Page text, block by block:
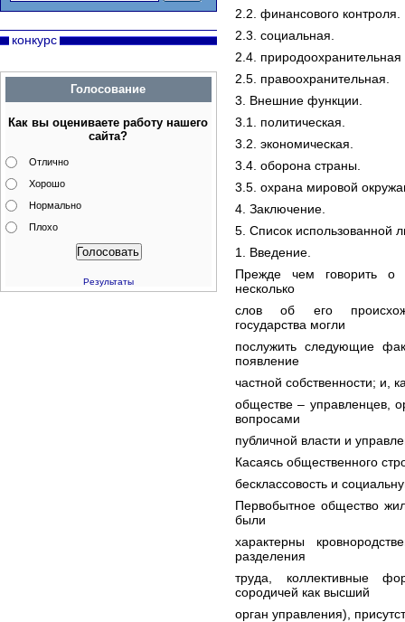
2.2. финансового контроля.
2.3. социальная.
2.4. природоохранительная
2.5. правоохранительная.
3. Внешние функции.
3.1. политическая.
3.2. экономическая.
3.4. оборона страны.
3.5. охрана мировой
4. Заключение.
5. Список использованной
1. Введение.
Прежде чем говорить о
несколько
слов об его
государства могли
послужить следующие
появление
частной собственности; и,
обществе – управленцев,
вопросами
публичной власти и
Касаясь общественного
бесклассовость и
Первобытное общество
были
характерны
разделения
труда, коллективные
сородичей как высший
орган управления),
конкурс
Голосование
Как вы оцениваете работу нашего
сайта?
Отлично
Хорошо
Нормально
Плохо
Результаты